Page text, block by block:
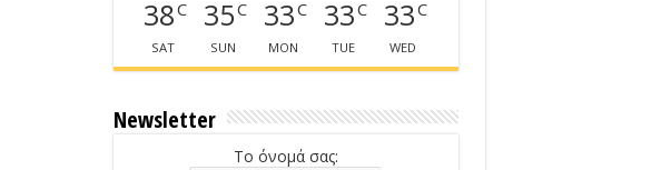
38C
SAT
35C
SUN
33C
MON
33C
TUE
33C
WED
Newsletter
Το όνομά σας: